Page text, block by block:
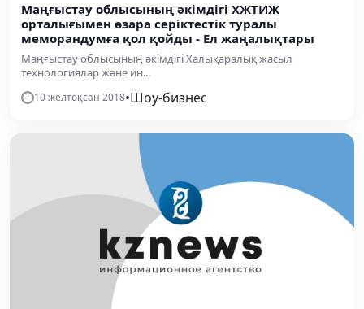
Маңғыстау облысының әкімдігі ХЖТИЖ
орталығымен өзара серіктестік туралы
меморандумға қол қойды - Ел жаңалықтары
Маңғыстау облысының әкімдігі Халықаралық жасыл
технологиялар және ин...
10 желтоқсан 2018•Шоу-бизнес